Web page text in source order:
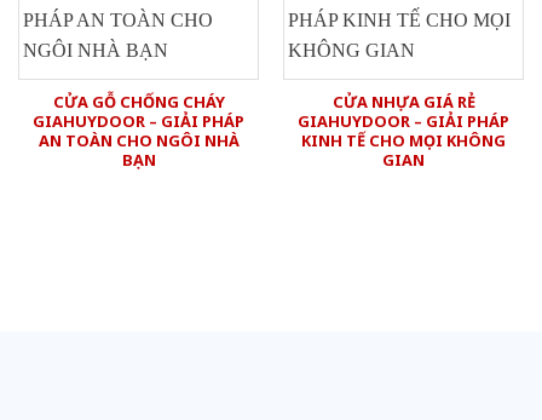
CỬA GỖ CHỐNG CHÁY
GIAHUYDOOR – GIẢI PHÁP
AN TOÀN CHO NGÔI NHÀ
BẠN
CỬA NHỰA GIÁ RẺ
GIAHUYDOOR – GIẢI PHÁP
KINH TẾ CHO MỌI KHÔNG
GIAN